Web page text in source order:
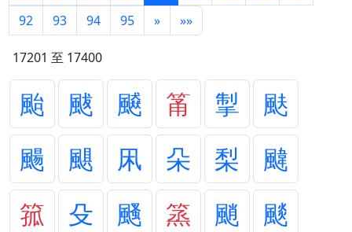
92
93 94 95 » »»
17201 至 17400
颱 颰 飇 筩 掣
颫
颺
颶 凩 朵 梨
颹
箛
殳 颾 篜 颵
颷